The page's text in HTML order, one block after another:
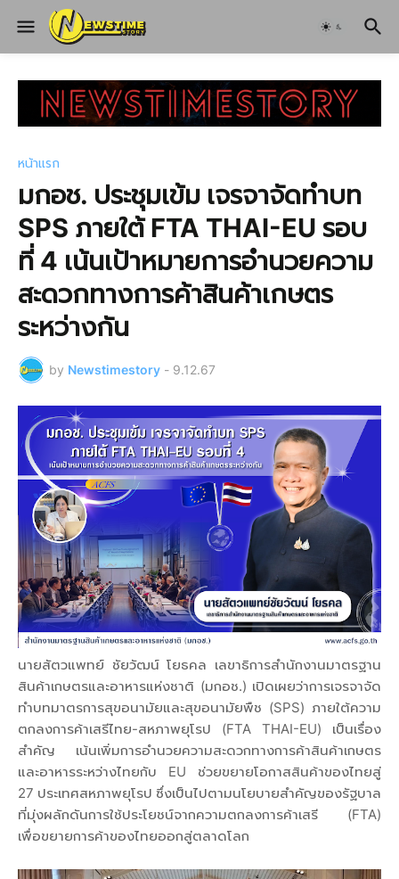
หน้าแรก
มกอช. ประชุมเข้ม เจรจาจัดทำบท
SPS ภายใต้ FTA THAI-EU รอบ
ที่ 4 เน้นเป้าหมายการอำนวยความ
สะดวกทางการค้าสินค้าเกษตร
ระหว่างกัน
by Newstimestory - 9.12.67
นายสัตวแพทย์ ชัยวัฒน์ โยธคล เลขาธิการสำนักงานมาตรฐาน
สินค้าเกษตรและอาหารแห่งชาติ (มกอช.) เปิดเผยว่าการเจรจาจัด
ทำบทมาตรการสุขอนามัยและสุขอนามัยพืช (SPS) ภายใต้ความ
ตกลงการค้าเสรีไทย-สหภาพยุโรป (FTA THAI-EU) เป็นเรื่อง
สำคัญ เน้นเพิ่มการอำนวยความสะดวกทางการค้าสินค้าเกษตร
และอาหารระหว่างไทยกับ EU ช่วยขยายโอกาสสินค้าของไทยสู่
27 ประเทศสหภาพยุโรป ซึ่งเป็นไปตามนโยบายสำคัญของรัฐบาล
ที่มุ่งผลักดันการใช้ประโยชน์จากความตกลงการค้าเสรี (FTA)
เพื่อขยายการค้าของไทยออกสู่ตลาดโลก